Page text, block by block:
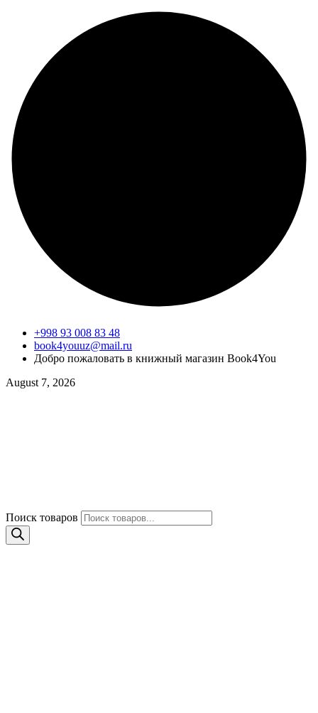
+998 93 008 83 48
book4youuz@mail.ru
Добро пожаловать в книжный магазин Book4You
August 7, 2026
Поиск товаров